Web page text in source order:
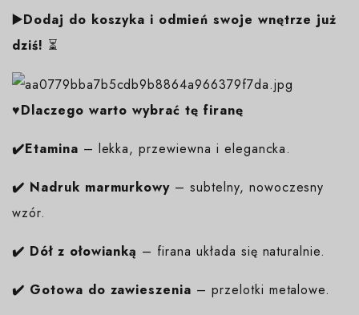
▶️Dodaj do koszyka i odmień swoje wnętrze już
dziś! ⏳
♥️Dlaczego warto wybrać tę firanę
✔️Etamina – lekka, przewiewna i elegancka.
✔️ Nadruk marmurkowy – subtelny, nowoczesny
wzór.
✔️ Dół z ołowianką – firana układa się naturalnie.
✔️ Gotowa do zawieszenia – przelotki metalowe.